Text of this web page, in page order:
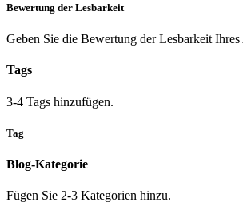
Bewertung der Lesbarkeit
Geben Sie die Bewertung der Lesbarkeit
Tags
3-4 Tags hinzufügen.
Tag
Blog-Kategorie
Fügen Sie 2-3 Kategorien hinzu.